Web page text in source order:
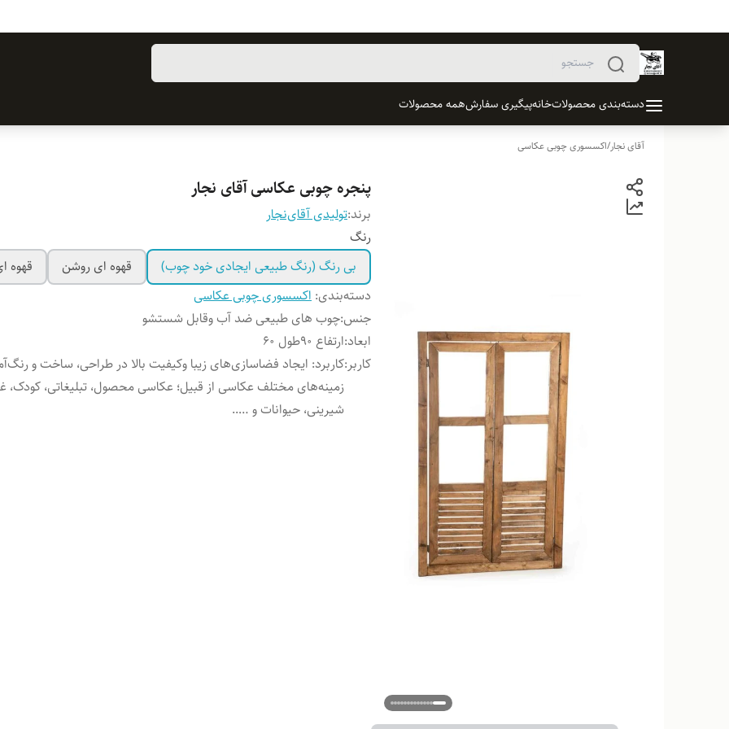
دسته‌بندی محصولاتخانهپیگیری سفارشهمه محصولات
آقای نجار/اکسسوری چوبی عکاسی
پنجره چوبی عکاسی آقای نجار
برند:تولیدی آقای‌نجار
رنگ
بی رنگ (رنگ طبیعی ایجادی خود چوب)
قهوه ای روشن
قهوه
دسته‌بندی: اکسسوری چوبی عکاسی
جنس:چوب‌ های طبیعی ضد آب وقابل شستشو
ابعاد:ارتفاع 90طول ۶۰
کاربر:کاربرد: ایجاد فضاسازی‌های زیبا وکیفیت بالا در طراحی، ساخت و
زمینه‌های مختلف عکاسی از قبیل؛ عکاسی محصول، تبلیغاتی، کودک،
شیرینی، حیوانات و …..